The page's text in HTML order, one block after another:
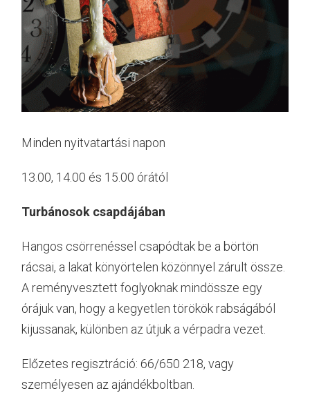
Minden nyitvatartási napon
13.00, 14.00 és 15.00 órától
Turbánosok csapdájában
Hangos csörrenéssel csapódtak be a börtön
rácsai, a lakat könyörtelen közönnyel zárult össze.
A reményvesztett foglyoknak mindössze egy
órájuk van, hogy a kegyetlen törökök rabságából
kijussanak, különben az útjuk a vérpadra vezet.
Előzetes regisztráció: 66/650 218, vagy
személyesen az ajándékboltban.